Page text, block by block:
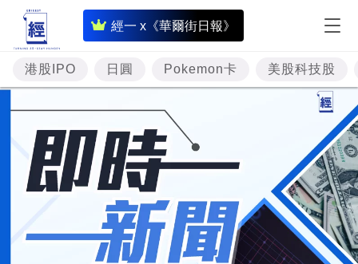
經一 x《華爾街日報》
即
時
財
經
專
題
投
資
樓
市
港股IPO 日圓 Pokemon卡 美股科技股